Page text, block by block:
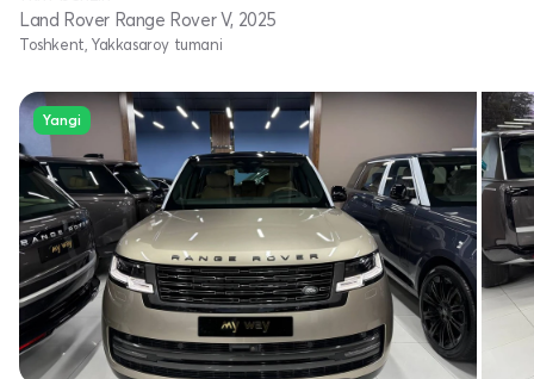
Land Rover Range Rover V, 2025
Toshkent, Yakkasaroy tumani
Yangi